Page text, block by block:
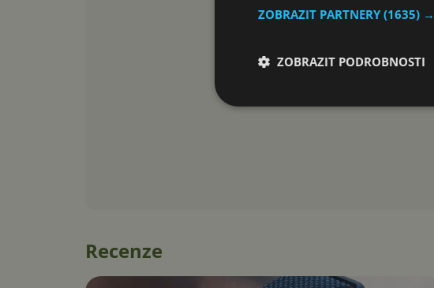
Recenze
ZOBRAZIT PARTNERY(1635) →
ZOBRAZIT PODROBNOSTI